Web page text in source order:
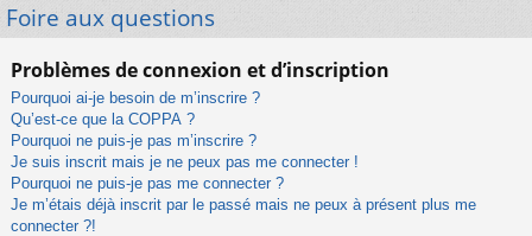
ur
s
m
Foire aux questions
Problèmes de connexion et d’inscription
Pourquoi ai-je besoin de m’inscrire ?
Qu’est-ce que la COPPA ?
Pourquoi ne puis-je pas m’inscrire ?
Je suis inscrit mais je ne peux pas me connecter !
Pourquoi ne puis-je pas me connecter ?
Je m’étais déjà inscrit par le passé mais ne peux à présent plus me
connecter ?!